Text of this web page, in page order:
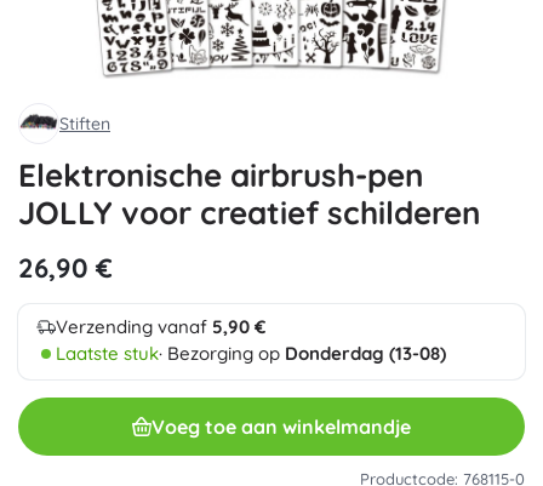
Stiften
Elektronische airbrush-pen
JOLLY voor creatief schilderen
26,90 €
Verzending vanaf 5,90 €
Laatste stuk· Bezorging op Donderdag (13-08)
Voeg toe aan winkelmandje
Productcode: 768115-0